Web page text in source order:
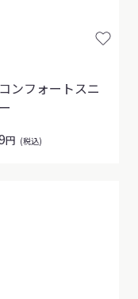
ンフォートスニ
円 (税込)